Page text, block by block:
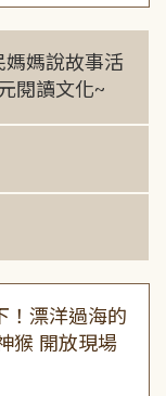
媽媽說故事活
閱讀文化~
！漂洋過海的
猴 開放現場